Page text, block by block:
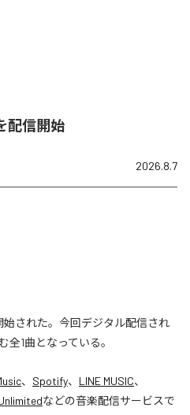
配信開始
2026.8.7
始された。今回デジタル配信され
全1曲となっている。
、 Spotify、 LINE MUSIC、
などの音楽配信サービスで